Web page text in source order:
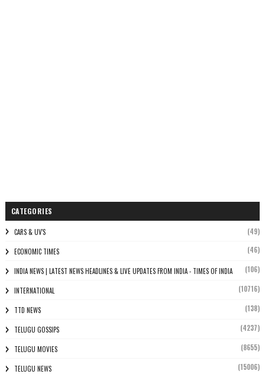
CATEGORIES
CARS & UV'S (49)
ECONOMIC TIMES (46)
INDIA NEWS | LATEST NEWS HEADLINES & LIVE UPDATES FROM INDIA - TIMES OF INDIA (106)
INTERNATIONAL (10716)
TTD NEWS (138)
TELUGU GOSSIPS (4237)
TELUGU MOVIES (8655)
TELUGU NEWS (15006)